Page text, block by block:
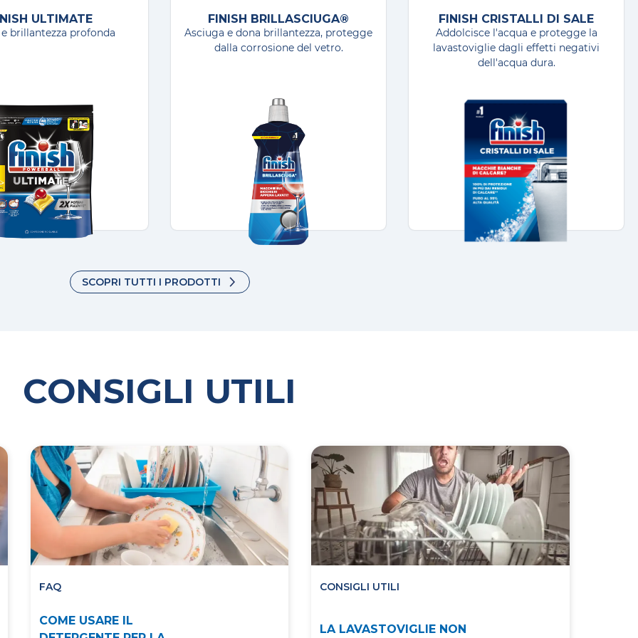
dell'acqua, è necessario regolarlo in base alla durezza. Per
necessario consultare l'autorità idrica locale.
se la lavastoviglie è dotata di un sistema di addolcimento dell'acqua, è
ULTIMATE
brillantezza profonda
FINISH BRILLASCIUGA®
Asciuga e dona brillantezza, protegge
dalla corrosione del vetro.
FINISH CRISTALLI DI SALE
Addolcisce l'acqua e protegge la
lavastoviglie dagli effetti negativi
dell'acqua dura.
SCOPRI TUTTI I PRODOTTI
CONSIGLI UTILI
COME USARE IL
FAQ
LA LAVASTOVIGLIE NON
CONSIGLI UTILI